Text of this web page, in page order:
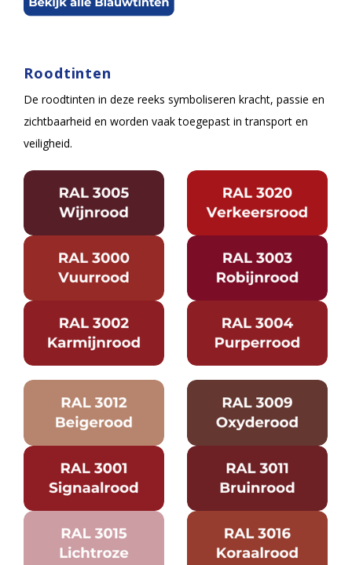
Roodtinten
De roodtinten in deze reeks symboliseren kracht, passie en
zichtbaarheid en worden vaak toegepast in transport en
veiligheid.